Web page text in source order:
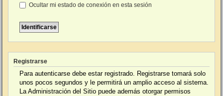
Ocultar mi estado de conexión en esta sesión
Registrarse
Para autenticarse debe estar registrado. Registrarse tomará solo
unos pocos segundos y le permitirá un amplio acceso al sistema.
La Administración del Sitio puede además otorgar permisos